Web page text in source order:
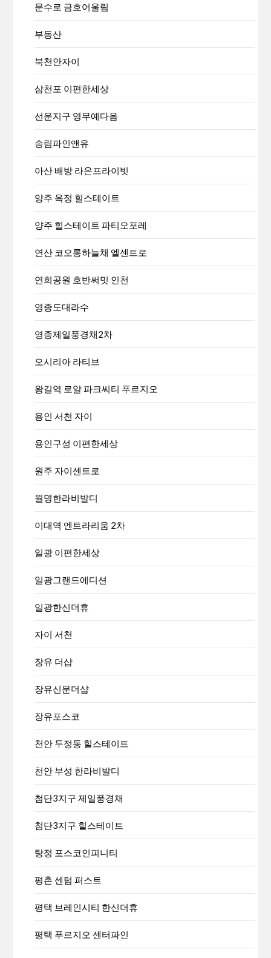
문수로 금호어울림
부동산
북천안자이
삼천포 이편한세상
선운지구 영무예다음
송림파인앤유
아산 배방 라온프라이빗
양주 옥정 힐스테이트
양주 힐스테이트 파티오포레
연산 코오롱하늘채 엘센트로
연희공원 호반써밋 인천
영종도대라수
영종제일풍경채2차
오시리아 라티브
왕길역 로얄 파크씨티 푸르지오
용인 서천 자이
용인구성 이편한세상
원주 자이센트로
월명한라비발디
이대역 엔트라리움 2차
일광 이편한세상
일광그랜드에디션
일광한신더휴
자이 서천
장유 더샵
장유신문더샵
장유포스코
천안 두정동 힐스테이트
천안 부성 한라비발디
첨단3지구 제일풍경채
첨단3지구 힐스테이트
탕정 포스코인피니티
평촌 센텀 퍼스트
평택 브레인시티 한신더휴
평택 푸르지오 센터파인